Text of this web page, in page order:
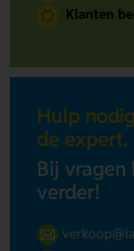
Klanten
Hulp
de expert.
Bij vragen
verder!